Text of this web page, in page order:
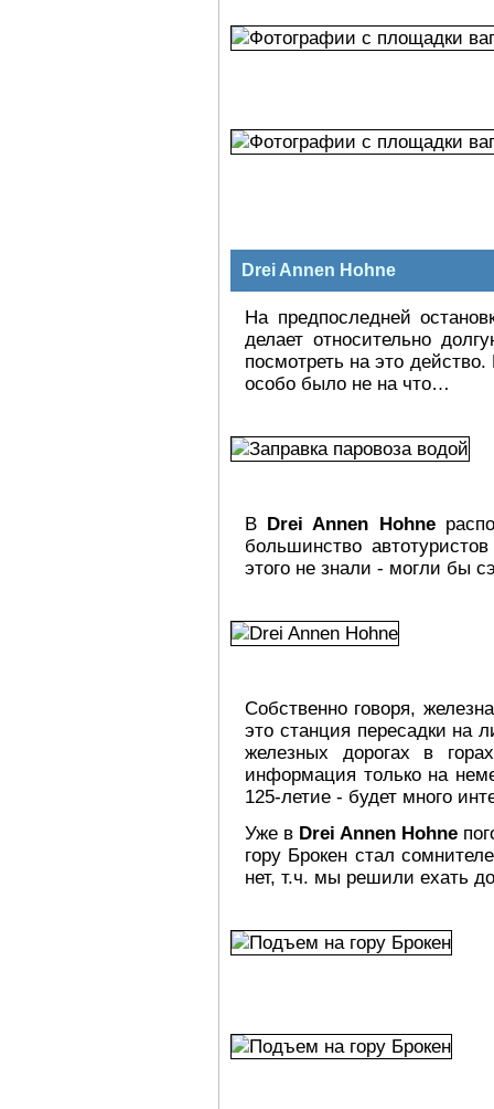
Drei Annen Hohne
На предпоследней
делает относительно
посмотреть на это
особо было не на что…
В Drei Annen Hohne
большинство
этого не знали - могли бы
Собственно говоря,
это станция пересадки на
железных дорогах в
информация только на
125-летие - будет много
Уже в Drei Annen Hohne
гору Брокен стал
нет, т.ч. мы решили ехать